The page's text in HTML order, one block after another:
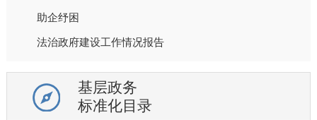
助企纾困
法治政府建设工作情况报告
基层政务
标准化目录